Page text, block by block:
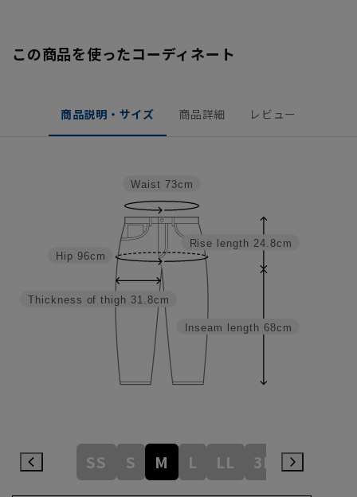
この商品を使ったコーディネート
商品説明・サイズ 商品詳細 レビュー
Inseam length 68cm
Rise length 24.8cm
Thickness of thigh 31.8cm
Hip 96cm
Waist 73cm
SS S M L LL 3L